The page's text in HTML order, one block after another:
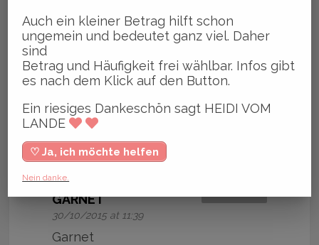
OKTOBER 28, 2015 BY HEIDI VOM LANDE, BLOGGERIN
Haut in die Tasten und hinterlasst Feedback!
27 KOMMENTARE
GARNET
30/10/2015 at 11:39
Garnet
Auch ein kleiner Betrag hilft schon
ungemein und bedeutet ganz viel. Daher
sind
Betrag und Häufigkeit frei wählbar. Infos gibt
es nach dem Klick auf den Button.
Ein riesiges Dankeschön sagt HEIDI VOM
LANDE
♡ Ja, ich möchte helfen
Nein danke.